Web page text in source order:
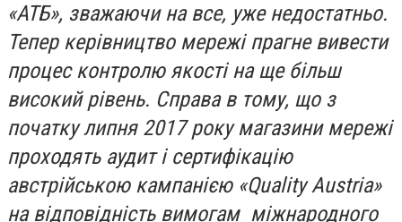
«АТБ», зважаючи на все, уже недостатньо.
Тепер керівництво мережі прагне вивести
процес контролю якості на ще більш
високий рівень. Справа в тому, що з
початку липня 2017 року магазини мережі
проходять аудит і сертифікацію
австрійською кампанією «Quality Austria»
на відповідність вимогам міжнародного